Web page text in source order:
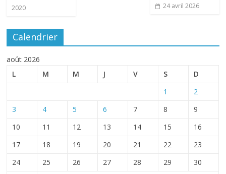
2020
24 avril 2026
Calendrier
août 2026
L
M M J V S D
1
2
3
4 5 6 7 8
9
10
11 12 13 14 15
16
17
18 19 20 21 22
23
24
25 26 27 28 29
30